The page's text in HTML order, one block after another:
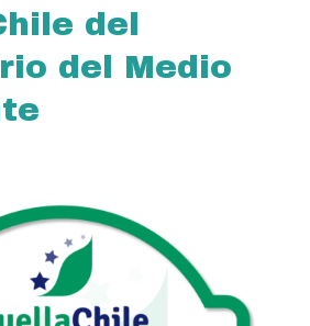
del
del Medio